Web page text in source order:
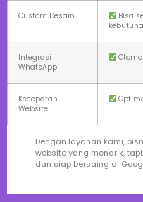
Custom Desain
Bisa
Integrasi
WhatsApp
Kecepatan
Website
Dengan layanan kami,
website yang menarik,
dan siap bersaing di